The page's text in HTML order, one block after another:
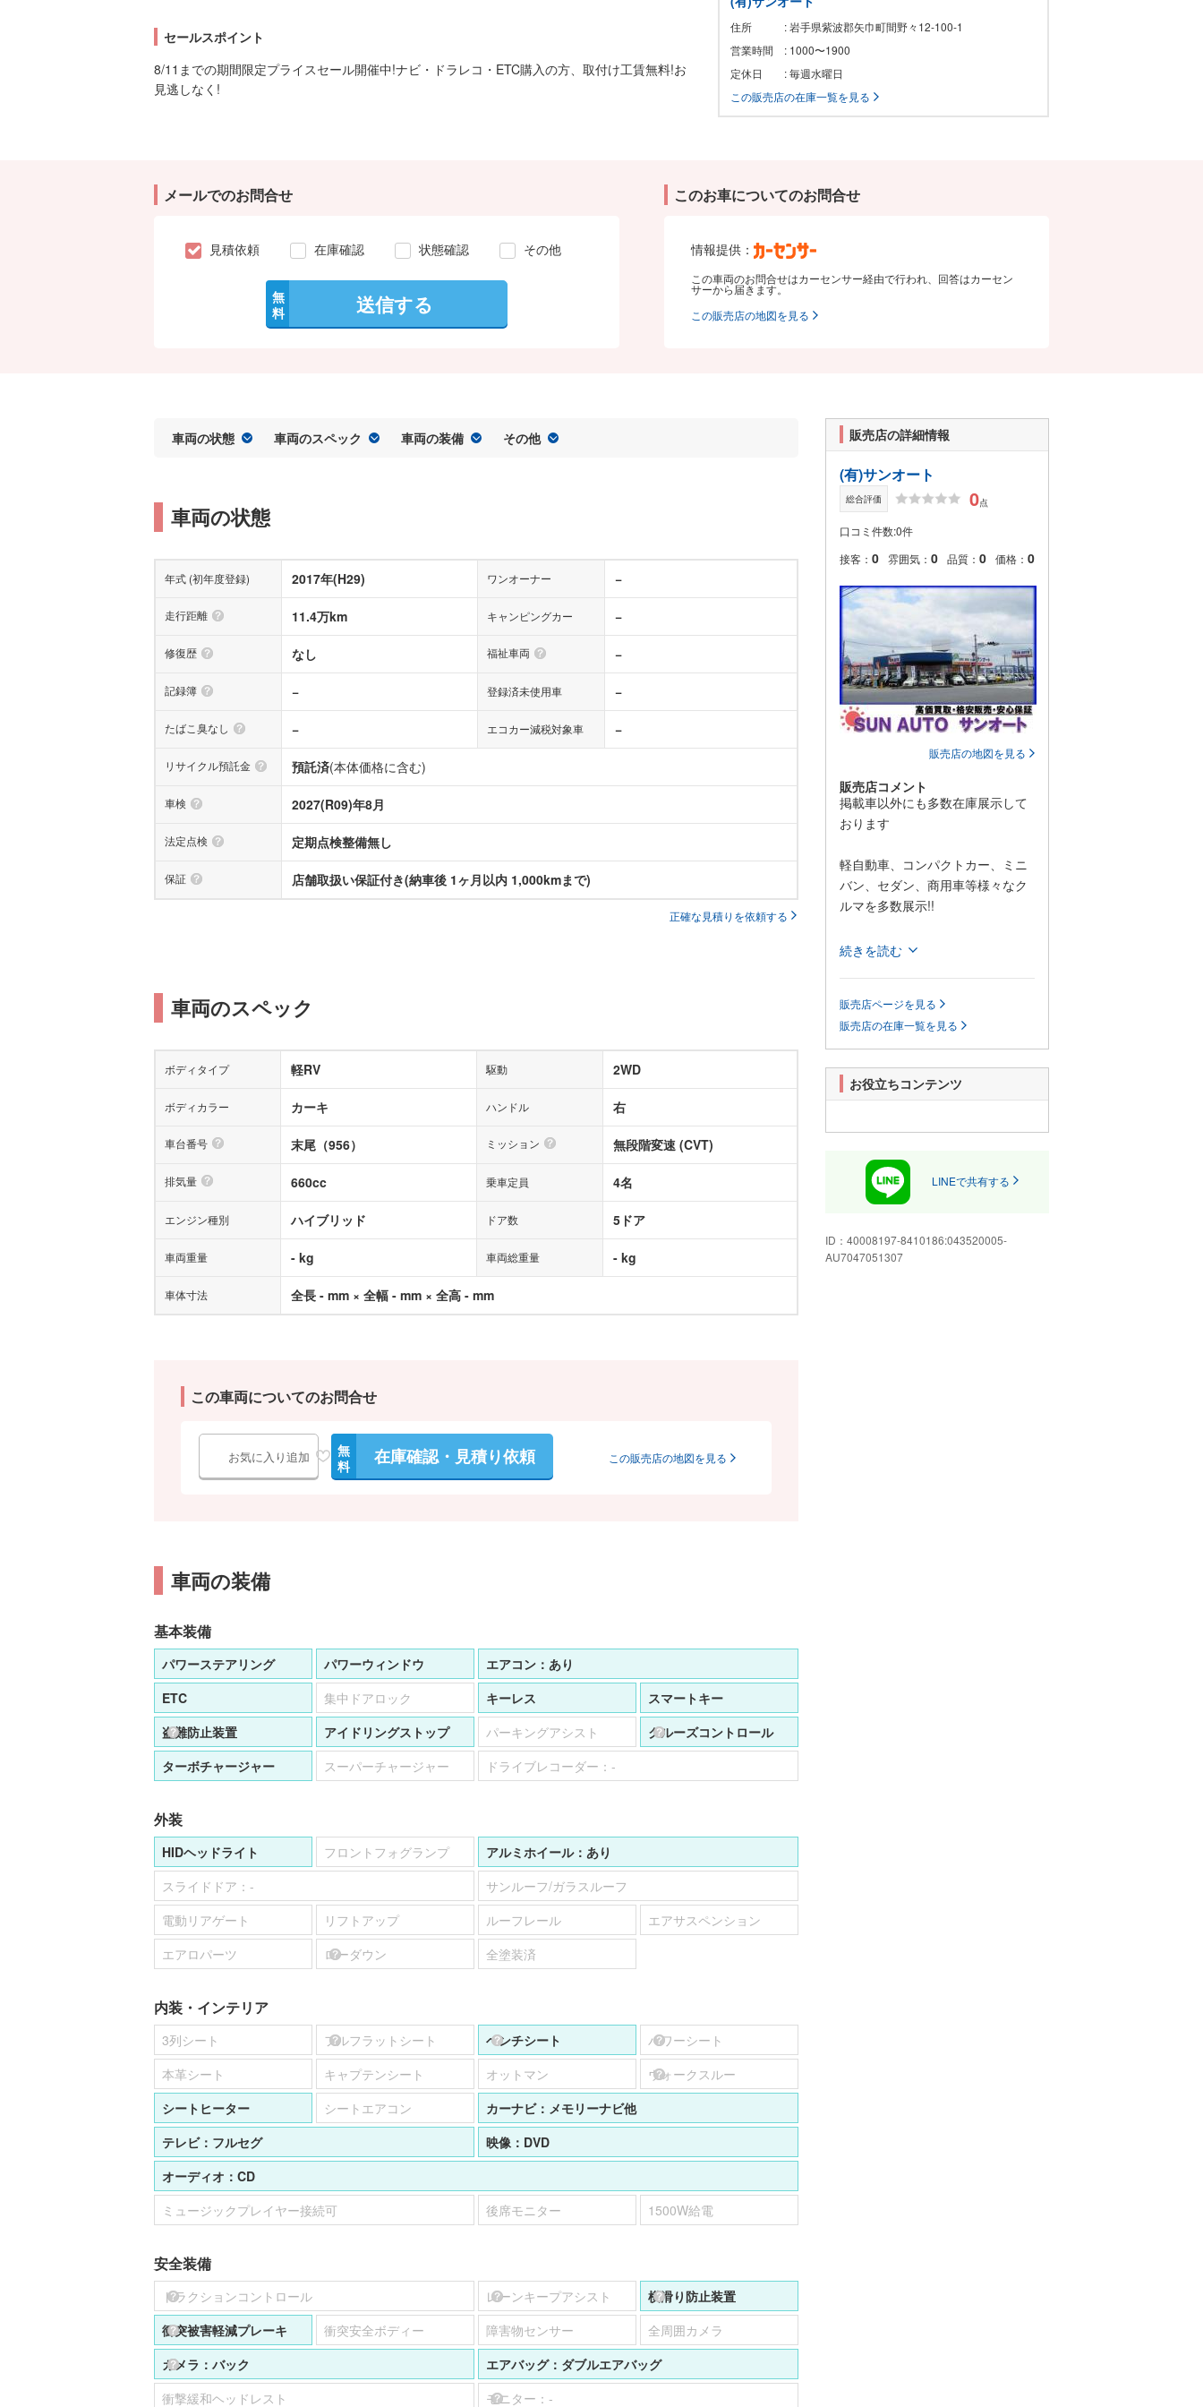
セールスポイント
8/11までの期間限定プライスセール開催中!ナビ・ドラレコ・ETC購入の方、取付け工賃無料!お
見逃しなく!
住所
: 岩手県紫波郡矢巾町間野々12-100-1
営業時間
: 1000〜1900
定休日
: 毎週水曜日
この販売店の在庫一覧を見る
メールでのお問合せ
見積依頼 在庫確認 状態確認 その他
無
料
送信する
このお車についてのお問合せ
情報提供：
この車両のお問合せはカーセンサー経由で行われ、回答はカーセン
サーから届きます。
この販売店の地図を見る
車両の状態 車両のスペック 車両の装備 その他
車両の状態
年式 (初年度登録) 2017年(H29) ワンオーナー −
走行距離 11.4万km キャンピングカー −
修復歴 なし 福祉車両 −
記録簿 − 登録済未使用車 −
たばこ臭なし − エコカー減税対象車 −
リサイクル預託金 預託済(本体価格に含む)
車検 2027(R09)年8月
法定点検 定期点検整備無し
保証 店舗取扱い保証付き(納車後 1ヶ月以内 1,000kmまで)
正確な見積りを依頼する
車両のスペック
ボディタイプ 軽RV 駆動 2WD
ボディカラー カーキ ハンドル 右
車台番号 末尾（956） ミッション 無段階変速 (CVT)
排気量 660cc 乗車定員 4名
エンジン種別 ハイブリッド ドア数 5ドア
車両重量 - kg 車両総重量 - kg
車体寸法 全長 - mm × 全幅 - mm × 全高 - mm
この車両についてのお問合せ
お気に入り追加
無
料
在庫確認・見積り依頼 この販売店の地図を見る
車両の装備
基本装備
パワーステアリング パワーウィンドウ エアコン： あり
ETC
集中ドアロック キーレス
スマートキー
盗難防止装置
アイドリングストップ パーキングアシスト
クルーズコントロール
ターボチャージャー
スーパーチャージャー ドライブレコーダー： -
外装
HIDヘッドライト フロントフォグランプ アルミホイール： あり
スライドドア： -
サンルーフ/ガラスルーフ
電動リアゲート
リフトアップ ルーフレール
エアサスペンション
エアロパーツ
ローダウン 全塗装済
内装・インテリア
3列シート フルフラットシート ベンチシート
パワーシート
本革シート
キャプテンシート オットマン
ウォークスルー
シートヒーター
シートエアコン カーナビ： メモリーナビ他
テレビ： フルセグ 映像： DVD
オーディオ： CD
ミュージックプレイヤー接続可
後席モニター 1500W給電
安全装備
トラクションコントロール レーンキープアシスト
横滑り防止装置
衝突被害軽減プレーキ
衝突安全ボディー 障害物センサー
全周囲カメラ
カメラ： バック エアバッグ： ダブルエアバッグ
衝撃緩和ヘッドレスト
モニター： -
販売店の詳細情報
(有)サンオート
総合評価 0点
口コミ件数:0件
接客： 0 雰囲気： 0 品質： 0 価格： 0
販売店の地図を見る
販売店コメント
掲載車以外にも多数在庫展示して
おります
軽自動車、コンパクトカー、ミニ
バン、セダン、商用車等様々なク
ルマを多数展示!!
当店では格安の軽自動車を多数展
おります!
また、当店は安いだけじゃござい
ません!自社認証整備工場も完備し
ており、お客様がご心配なされて
いるアフターフォローもきっと満
展示場に無い車輌でも、お客様の
クションよりお探ししご提供いた
します。
皆様のご来店を心よりお待ちして
おります!
続きを読む
販売店ページを見る
販売店の在庫一覧を見る
お役立ちコンテンツ
LINEで共有する
ID： 40008197-8410186:043520005-
AU7047051307